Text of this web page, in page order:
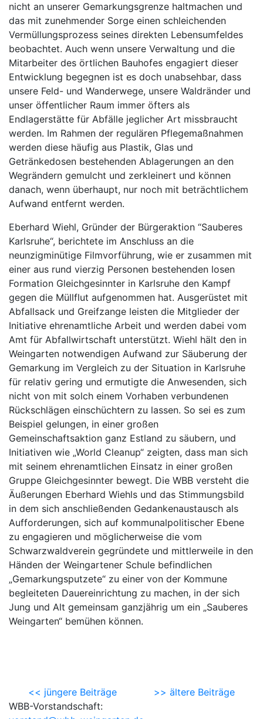
nicht an unserer Gemarkungsgrenze haltmachen und
das mit zunehmender Sorge einen schleichenden
Vermüllungsprozess seines direkten Lebensumfeldes
beobachtet. Auch wenn unsere Verwaltung und die
Mitarbeiter des örtlichen Bauhofes engagiert dieser
Entwicklung begegnen ist es doch unabsehbar, dass
unsere Feld- und Wanderwege, unsere Waldränder und
unser öffentlicher Raum immer öfters als
Endlagerstätte für Abfälle jeglicher Art missbraucht
werden. Im Rahmen der regulären Pflegemaßnahmen
werden diese häufig aus Plastik, Glas und
Getränkedosen bestehenden Ablagerungen an den
Wegrändern gemulcht und zerkleinert und können
danach, wenn überhaupt, nur noch mit beträchtlichem
Aufwand entfernt werden.
Eberhard Wiehl, Gründer der Bürgeraktion “Sauberes
Karlsruhe“, berichtete im Anschluss an die
neunzigminütige Filmvorführung, wie er zusammen mit
einer aus rund vierzig Personen bestehenden losen
Formation Gleichgesinnter in Karlsruhe den Kampf
gegen die Müllflut aufgenommen hat. Ausgerüstet mit
Abfallsack und Greifzange leisten die Mitglieder der
Initiative ehrenamtliche Arbeit und werden dabei vom
Amt für Abfallwirtschaft unterstützt. Wiehl hält den in
Weingarten notwendigen Aufwand zur Säuberung der
Gemarkung im Vergleich zu der Situation in Karlsruhe
für relativ gering und ermutigte die Anwesenden, sich
nicht von mit solch einem Vorhaben verbundenen
Rückschlägen einschüchtern zu lassen. So sei es zum
Beispiel gelungen, in einer großen
Gemeinschaftsaktion ganz Estland zu säubern, und
Initiativen wie „World Cleanup“ zeigten, dass man sich
mit seinem ehrenamtlichen Einsatz in einer großen
Gruppe Gleichgesinnter bewegt. Die WBB versteht die
Äußerungen Eberhard Wiehls und das Stimmungsbild
in dem sich anschließenden Gedankenaustausch als
Aufforderungen, sich auf kommunalpolitischer Ebene
zu engagieren und möglicherweise die vom
Schwarzwaldverein gegründete und mittlerweile in den
Händen der Weingartener Schule befindlichen
„Gemarkungsputzete“ zu einer von der Kommune
begleiteten Dauereinrichtung zu machen, in der sich
Jung und Alt gemeinsam ganzjährig um ein „Sauberes
Weingarten“ bemühen können.
<< jüngere Beiträge
>> ältere Beiträge
WBB-Vorstandschaft: